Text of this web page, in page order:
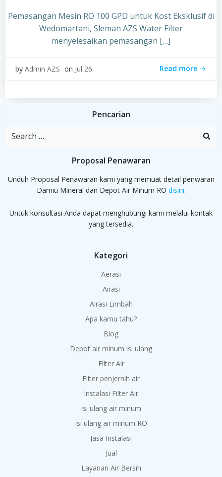
Pemasangan Mesin RO 100 GPD untuk Kost Eksklusif di
Wedomartani, Sleman AZS Water Filter
menyelesaikan pemasangan […]
by Admin AZS on Jul 26 Read more
Pencarian
Search
Proposal Penawaran
Unduh Proposal Penawaran kami yang memuat detail penwaran
Damiu Mineral dan Depot Air Minum RO disini.
Untuk konsultasi Anda dapat menghubungi kami melalui kontak
yang tersedia.
Kategori
Aerasi
Airasi
Airasi Limbah
Apa kamu tahu?
Blog
Depot air minum isi ulang
Filter Air
Filter penjernih air
Instalasi Filter Air
isi ulang air minum
isi ulang air minum RO
Jasa Instalasi
Jual
Layanan Air Bersih